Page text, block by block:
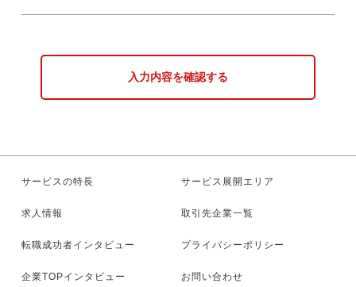
入力内容を確認する
サービスの特長
求人情報
転職成功者インタビュー
企業TOPインタビュー
サービス展開エリア
取引先企業一覧
プライバシーポリシー
お問い合わせ